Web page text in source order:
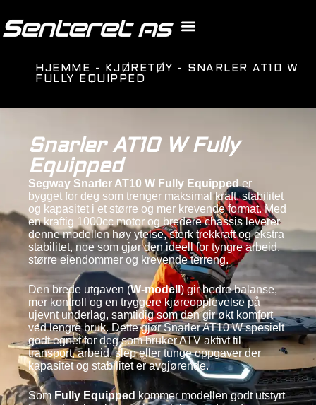
HJEMME - KJØRETØY - SNARLER AT10 W
FULLY EQUIPPED
Snarler AT10 W Fully
Equipped
Segway Snarler AT10 W Fully Equippeder
bygget for deg som trenger maksimal kraft, stabilitet
og kapasitet i et større og mer krevende format. Med
en kraftig 1000cc motor og bredere chassis leverer
denne modellen høy ytelse, sterk trekkraft og ekstra
stabilitet, noe som gjør den ideell for tyngre arbeid,
større eiendommer og krevende terreng.
Den brede utgaven (W-modell) gir bedre balanse,
mer kontroll og en tryggere kjøreopplevelse på
ujevnt underlag, samtidig som den gir økt komfort
ved lengre bruk. Dette gjør Snarler AT10 W spesielt
godt egnet for deg som bruker ATV aktivt til
transport, arbeid, slep eller tunge oppgaver der
kapasitet og stabilitet er avgjørende.
Som Fully Equipped kommer modellen godt utstyrt